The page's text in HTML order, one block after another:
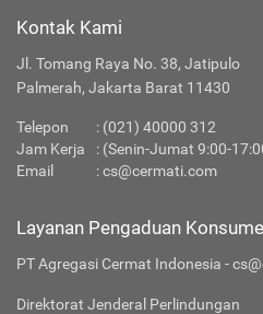
Kontak Kami
Jl. Tomang Raya No. 38, Jatipulo
Palmerah, Jakarta Barat 11430
Telepon : (021) 40000 312
Jam Kerja
: (Senin-Jumat 9:00-
Email
:cs@cermati.com
Layanan Pengaduan
PT Agregasi Cermat Indonesia -
Direktorat Jenderal Perlindungan